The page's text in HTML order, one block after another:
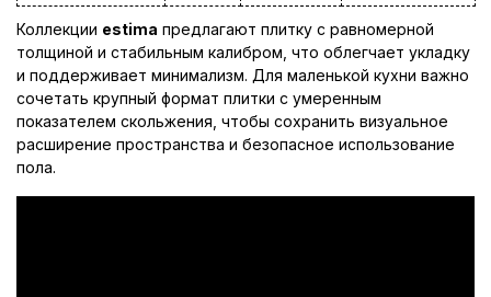
Коллекции estima предлагают плитку с равномерной
толщиной и стабильным калибром, что облегчает укладку
и поддерживает минимализм. Для маленькой кухни важно
сочетать крупный формат плитки с умеренным
показателем скольжения, чтобы сохранить визуальное
расширение пространства и безопасное использование
пола.